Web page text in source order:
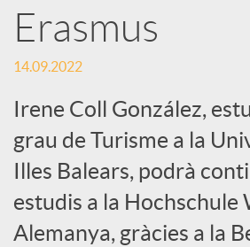
S
o
c
i
Erasmus
14.09.2022
Irene Coll González,
grau de Turisme a la
Illes Balears, podrà
estudis a la Hochschule
Alemanya, gràcies a la